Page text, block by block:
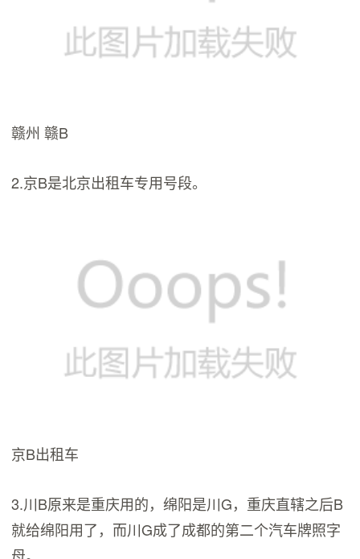
赣州 赣B
2.京B是北京出租车专用号段。
京B出租车
3.川B原来是重庆用的，绵阳是川G，重庆直辖之后B
就给绵阳用了，而川G成了成都的第二个汽车牌照字
母。